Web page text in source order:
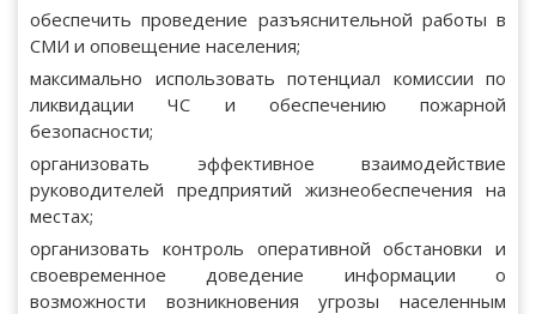
обеспечить проведение разъяснительной работы в
СМИ и оповещение населения;
максимально использовать потенциал комиссии по
ликвидации ЧС и обеспечению пожарной
безопасности;
организовать эффективное взаимодействие
руководителей предприятий жизнеобеспечения на
местах;
организовать контроль оперативной обстановки и
своевременное доведение информации о
возможности возникновения угрозы населенным